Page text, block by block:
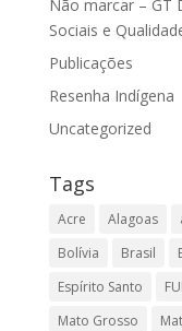
Não marcar – GT
Sociais e
Publicações
Resenha Indígena
Uncategorized
Tags
Acre Alagoas
Bolívia
Brasil
Espírito Santo
Mato Grosso